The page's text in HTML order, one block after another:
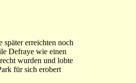
erreichten noch
Defraye wie einen
wurden und lobte
für sich erobert